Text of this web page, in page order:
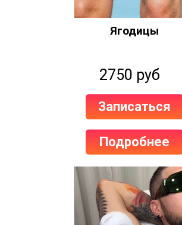
Ягодицы
2750 руб
Записаться
Подробнее